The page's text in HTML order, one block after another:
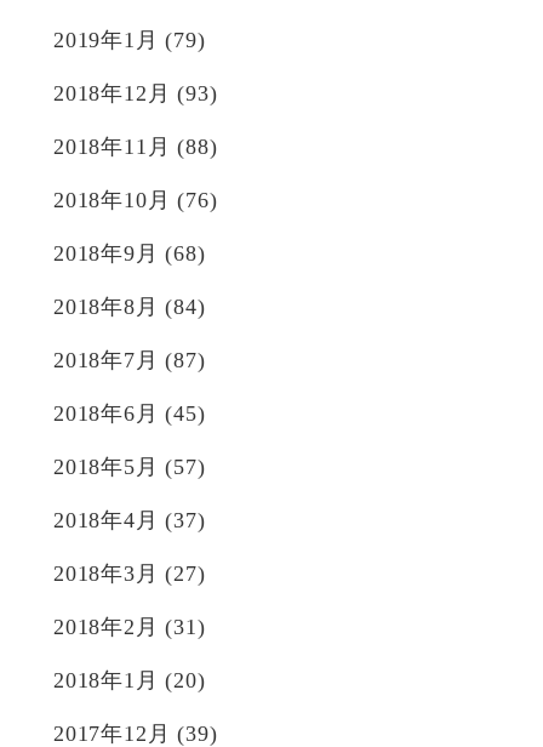
2019年1月 (79)
2018年12月 (93)
2018年11月 (88)
2018年10月 (76)
2018年9月 (68)
2018年8月 (84)
2018年7月 (87)
2018年6月 (45)
2018年5月 (57)
2018年4月 (37)
2018年3月 (27)
2018年2月 (31)
2018年1月 (20)
2017年12月 (39)